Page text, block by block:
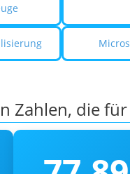
Zahlen, die